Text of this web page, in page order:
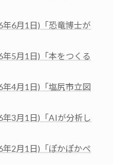
6月1日)「恐竜博士が
5月1日)「本をつくる
4月1日)「塩尻市立図
3月1日)「AIが分析し
2月1日)「ぽかぽかぺ